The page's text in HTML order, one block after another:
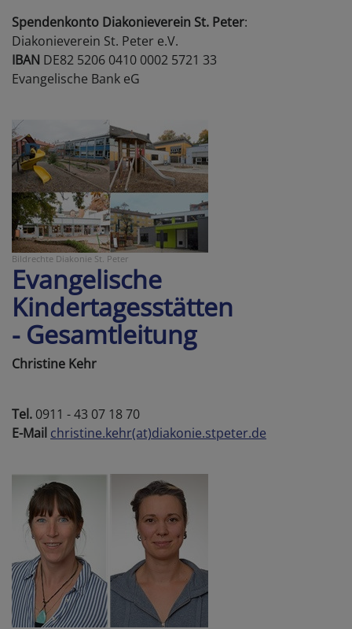
Spendenkonto Diakonieverein St. Peter:
Diakonieverein St. Peter e.V.
IBAN DE82 5206 0410 0002 5721 33
Evangelische Bank eG
Bildrechte Diakonie St. Peter
Evangelische
Kindertagesstätten
- Gesamtleitung
Christine Kehr
Tel. 0911 - 43 07 18 70
E-Mail christine.kehr(at)diakonie.stpeter.de